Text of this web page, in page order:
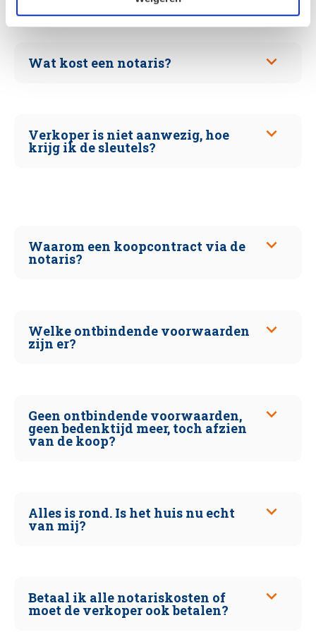
Wat kost een notaris?
Verkoper is niet aanwezig, hoe
krijg ik de sleutels?
Waarom een koopcontract via de
notaris?
Welke ontbindende voorwaarden
zijn er?
Geen ontbindende voorwaarden,
geen bedenktijd meer, toch afzien
van de koop?
Alles is rond. Is het huis nu echt
van mij?
Betaal ik alle notariskosten of
moet de verkoper ook betalen?